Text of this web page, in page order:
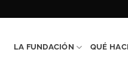
LA FUNDACIÓN QUÉ